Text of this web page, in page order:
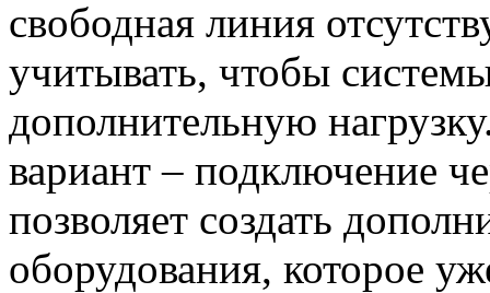
свободная линия
учитывать, чтобы
дополнительную
вариант – подключение
позволяет создать
оборудования, которое